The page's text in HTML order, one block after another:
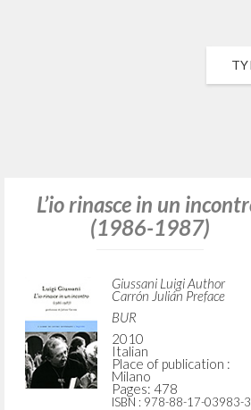
L’io rinasce in un
(1986-1987)
Giussani Luigi Author
Carrón Julián Preface
BUR
2010
Italian
Place of publication :
Milano
Pages: 478
ISBN : 978-88-17-03983-3